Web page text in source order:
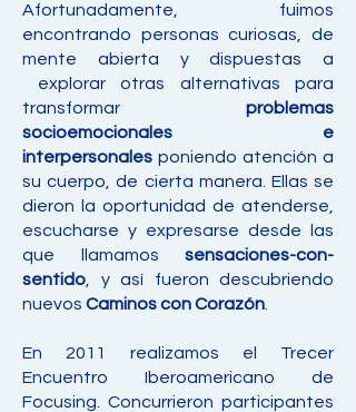
Afortunadamente, fuimos
encontrando personas curiosas, de
mente abierta y dispuestas a
explorar otras alternativas para
transformar problemas
socioemocionales e
interpersonales poniendo atención a
su cuerpo, de cierta manera. Ellas se
dieron la oportunidad de atenderse,
escucharse y expresarse desde las
que llamamos sensaciones-con-
sentido , y así fueron descubriendo
nuevos Caminos con Corazón
En 2011 realizamos el Trecer
Encuentro Iberoamericano de
Focusing. Concurrieron participantes